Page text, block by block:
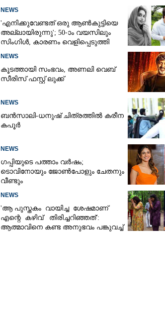
NEWS
'എനിക്കുവേണ്ടത് ഒരു ആൺകുട്ടിയെ
അല്ലായിരുന്നു'; 50-ാം വയസിലും
സിംഗിൾ, കാരണം വെളിപ്പെടുത്തി
NEWS
കൂടത്തായി സംഭവം, അണലി വെബ്
സീരിസ് ഫസ്റ്റ് ലുക്ക്
NEWS
ബൻസാലി-ധനുഷ് ചിത്രത്തിൽ കരീന
കപൂർ
NEWS
ഗപ്പിയുടെ പത്താം വർഷം;​
ടൊവിനോയും ജോൺപോളും ചേതനും
വീണ്ടും
NEWS
'ആ പുസ്തകം വായിച്ച ശേഷമാണ്
എന്റെ കഴിവ് തിരിച്ചറിഞ്ഞത്':
ആത്മാവിനെ കണ്ട അനുഭവം പങ്കുവച്ച്
അതിരടി പുതിയ പോസ്റ്റർ